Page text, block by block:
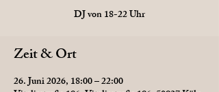
DJ von 18-22 Uhr
Zeit & Ort
26. Juni 2026, 18:00 – 22:00